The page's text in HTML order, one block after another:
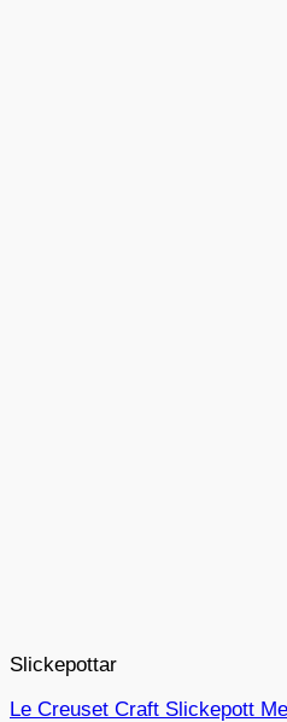
Slickepottar
Le Creuset Craft Slickepott